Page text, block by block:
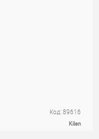
Код: 89616
Kilen